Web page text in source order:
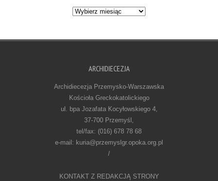
Archiwum
ARCHIDIECEZJA
Archidiecezja Przemysko-Warszawska
Kościoła Greckokatolickiego
ul. bpa Jozafata Kocyłowskiego 4,
37-700 Przemyśl,
tel/fax: (016) 678 78 68
e-mail: kuria@przemyslgr.opoka.org.pl
/
KONTAKT Z REDAKCJĄ STRONY